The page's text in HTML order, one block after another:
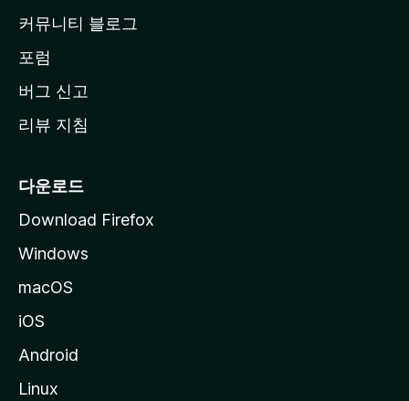
이
동
커뮤니티 블로그
포럼
버그 신고
리뷰 지침
다운로드
Download Firefox
Windows
macOS
iOS
Android
Linux